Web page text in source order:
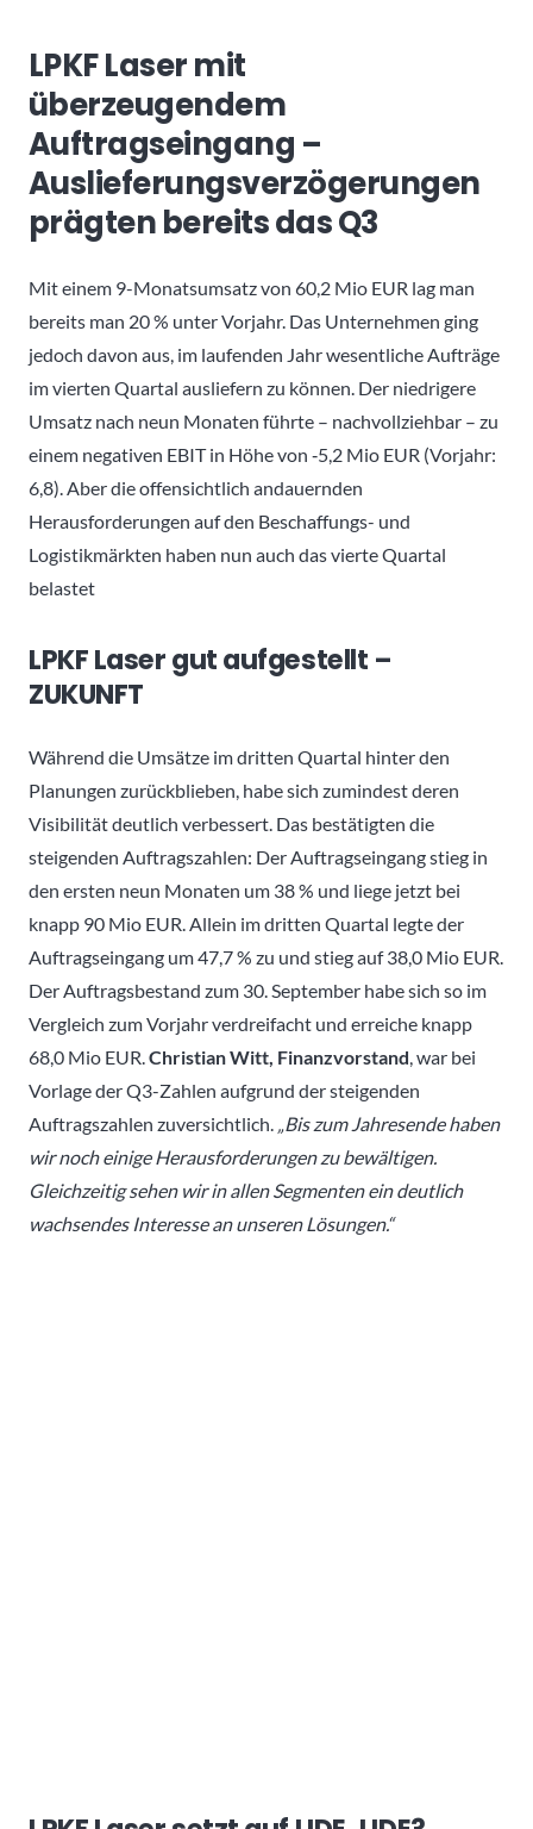
LPKF Laser mit
überzeugendem
Auftragseingang –
Auslieferungsverzögerungen
prägten bereits das Q3
Mit einem 9-Monatsumsatz von 60,2 Mio EUR lag man
bereits man 20 % unter Vorjahr. Das Unternehmen ging
jedoch davon aus, im laufenden Jahr wesentliche Aufträge
im vierten Quartal ausliefern zu können. Der niedrigere
Umsatz nach neun Monaten führte – nachvollziehbar – zu
einem negativen EBIT in Höhe von ‑5,2 Mio EUR (Vorjahr:
6,8). Aber die offensichtlich andauernden
Herausforderungen auf den Beschaffungs- und
Logistikmärkten haben nun auch das vierte Quartal
belastet
LPKF Laser gut aufgestellt –
ZUKUNFT
Während die Umsätze im dritten Quartal hinter den
Planungen zurückblieben, habe sich zumindest deren
Visibilität deutlich verbessert. Das bestätigten die
steigenden Auftragszahlen: Der Auftragseingang stieg in
den ersten neun Monaten um 38 % und liege jetzt bei
knapp 90 Mio EUR. Allein im dritten Quartal legte der
Auftragseingang um 47,7 % zu und stieg auf 38,0 Mio EUR.
Der Auftragsbestand zum 30. September habe sich so im
Vergleich zum Vorjahr verdreifacht und erreiche knapp
68,0 Mio EUR.Christian Witt, Finanzvorstand, war bei
Vorlage der Q3-Zahlen aufgrund der steigenden
Auftragszahlen zuversichtlich. „Bis zum Jahresende haben
wir noch einige Herausforderungen zu bewältigen.
Gleichzeitig sehen wir in allen Segmenten ein deutlich
wachsendes Interesse an unseren Lösungen.“